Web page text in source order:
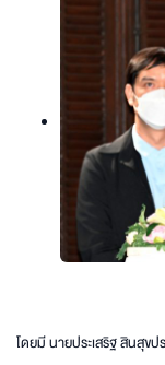
โดยมี นายประเสริฐ สินสุ